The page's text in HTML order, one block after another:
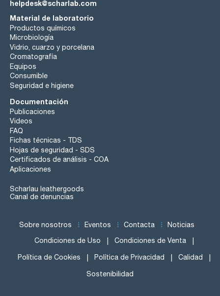
helpdesk@scharlab.com
Material de laboratorio
Productos químicos
Microbiología
Vidrio, cuarzo y porcelana
Cromatografía
Equipos
Consumible
Seguridad e higiene
Documentación
Publicaciones
Videos
FAQ
Fichas técnicas - TDS
Hojas de seguridad - SDS
Certificados de análisis - COA
Aplicaciones
Scharlau leathergoods
Canal de denuncias
Sobre nosotros Eventos Contacta Noticias
Condiciones de Uso Condiciones de Venta
Política de Cookies Política de Privacidad Calidad
Sostenibilidad